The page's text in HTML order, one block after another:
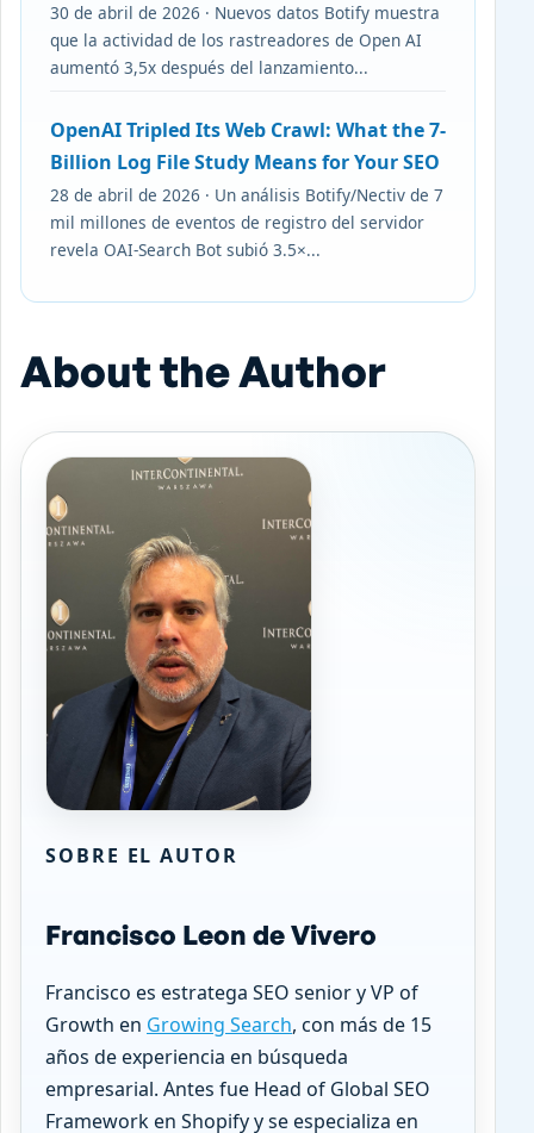
30 de abril de 2026 · Nuevos datos Botify muestra
que la actividad de los rastreadores de Open AI
aumentó 3,5x después del lanzamiento...
OpenAI Tripled Its Web Crawl: What the 7-
Billion Log File Study Means for Your SEO
28 de abril de 2026 · Un análisis Botify/Nectiv de 7
mil millones de eventos de registro del servidor
revela OAI-Search Bot subió 3.5×...
About the Author
SOBRE EL AUTOR
Francisco Leon de Vivero
Francisco es estratega SEO senior y VP of
Growth en Growing Search, con más de 15
años de experiencia en búsqueda
empresarial. Antes fue Head of Global SEO
Framework en Shopify y se especializa en